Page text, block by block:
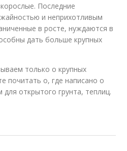
Последние
и неприхотливым
в росте, нуждаются в
дать больше крупных
только о крупных
почитать о, где написано о
открытого грунта, теплиц.